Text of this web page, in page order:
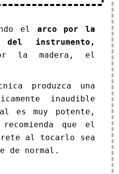
el arco por la
instrumento,
la madera, el
produzca una
inaudible
es muy potente,
que el
al tocarlo sea
de normal.